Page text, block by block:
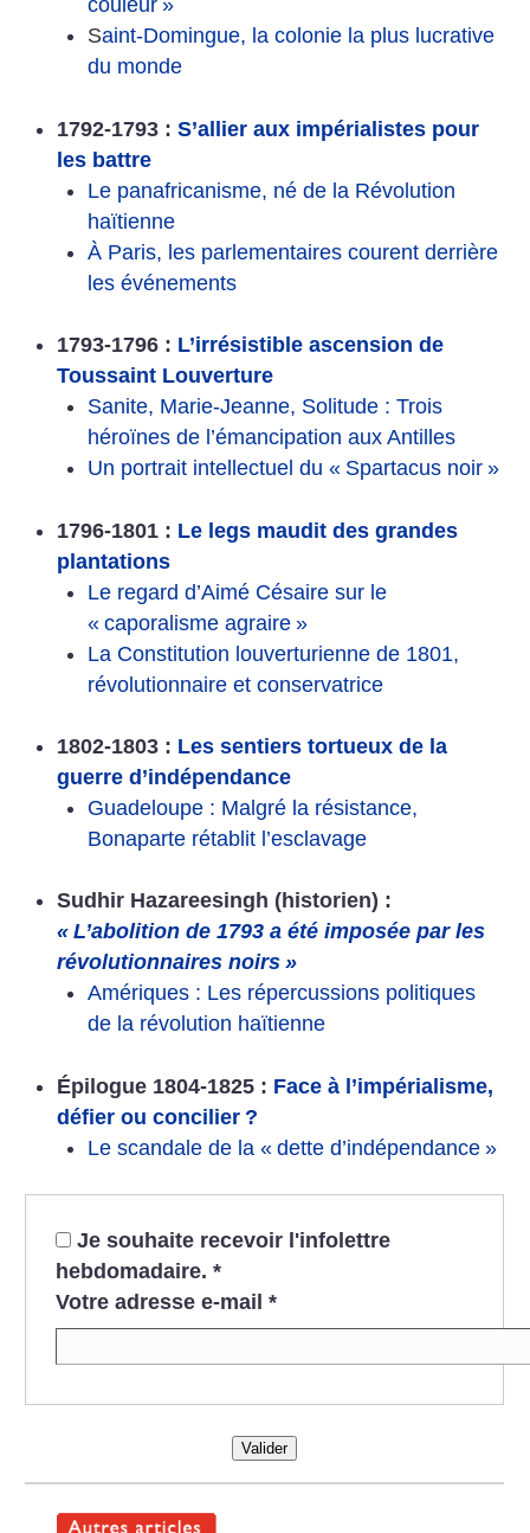
couleur »
Saint-Domingue, la colonie la plus lucrative
du monde
1792-1793 : S’allier aux impérialistes pour
les battre
Le panafricanisme, né de la Révolution
haïtienne
À Paris, les parlementaires courent derrière
les événements
1793-1796 : L’irrésistible ascension de
Toussaint Louverture
Sanite, Marie-Jeanne, Solitude : Trois
héroïnes de l’émancipation aux Antilles
Un portrait intellectuel du « Spartacus noir »
1796-1801 : Le legs maudit des grandes
plantations
Le regard d’Aimé Césaire sur le
« caporalisme agraire »
La Constitution louverturienne de 1801,
révolutionnaire et conservatrice
1802-1803 : Les sentiers tortueux de la
guerre d’indépendance
Guadeloupe : Malgré la résistance,
Bonaparte rétablit l’esclavage
Sudhir Hazareesingh (historien) :
« L’abolition de 1793 a été imposée par les
révolutionnaires noirs »
Amériques : Les répercussions politiques
de la révolution haïtienne
Épilogue 1804-1825 : Face à l’impérialisme,
défier ou concilier ?
Le scandale de la « dette d’indépendance »
Je souhaite recevoir l'infolettre
hebdomadaire. *
Votre adresse e-mail *
Valider